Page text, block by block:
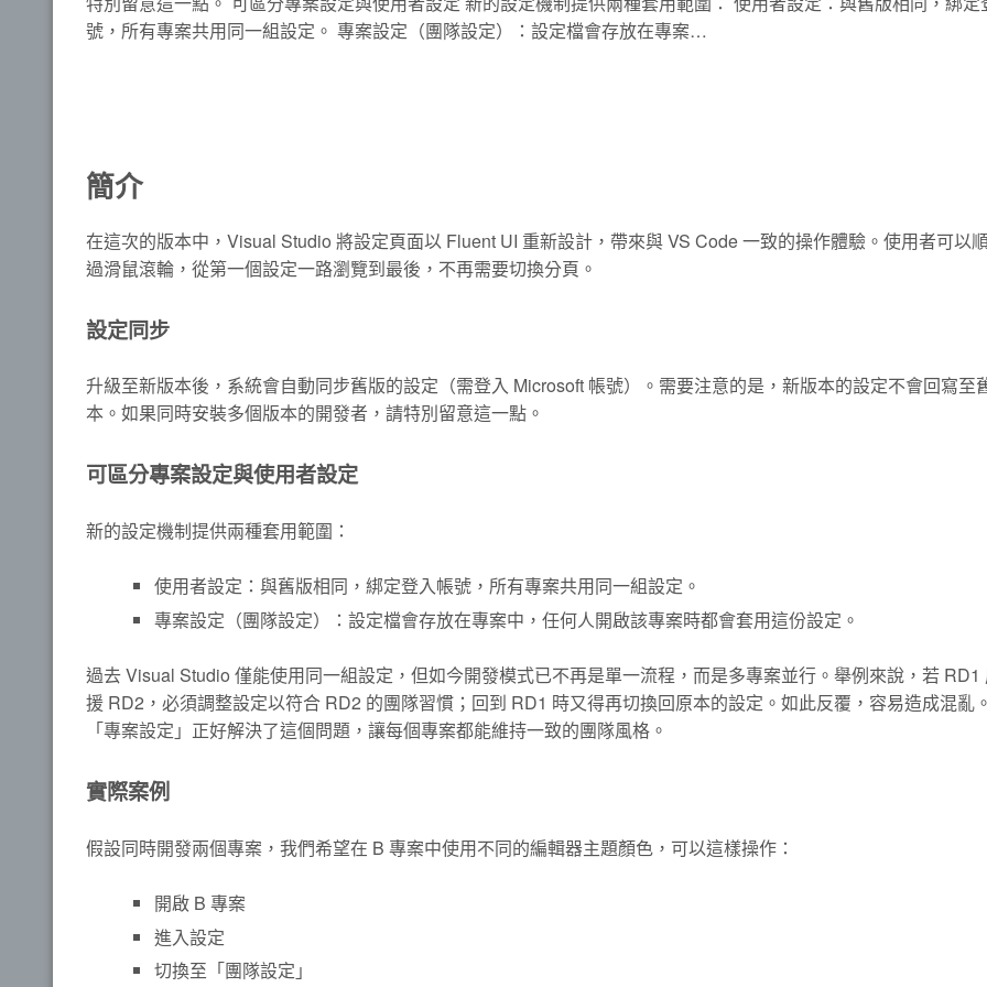
號，所有專案共用同一組設定。 專案設定（團隊設定）：設定檔會存放在專案…
簡介
在這次的版本中，Visual Studio 將設定頁面以 Fluent UI 重新設計，帶來與 VS Code 一致的操作體驗。使用者可以
過滑鼠滾輪，從第一個設定一路瀏覽到最後，不再需要切換分頁。
設定同步
升級至新版本後，系統會自動同步舊版的設定（需登入 Microsoft 帳號）。需要注意的是，新版本的設定不會回寫至
本。如果同時安裝多個版本的開發者，請特別留意這一點。
可區分專案設定與使用者設定
新的設定機制提供兩種套用範圍：
使用者設定：與舊版相同，綁定登入帳號，所有專案共用同一組設定。
專案設定（團隊設定）：設定檔會存放在專案中，任何人開啟該專案時都會套用這份設定。
過去 Visual Studio 僅能使用同一組設定，但如今開發模式已不再是單一流程，而是多專案並行。舉例來說，若 RD1
援 RD2，必須調整設定以符合 RD2 的團隊習慣；回到 RD1 時又得再切換回原本的設定。如此反覆，容易造成混亂
「專案設定」正好解決了這個問題，讓每個專案都能維持一致的團隊風格。
實際案例
假設同時開發兩個專案，我們希望在 B 專案中使用不同的編輯器主題顏色，可以這樣操作：
開啟 B 專案
進入設定
切換至「團隊設定」